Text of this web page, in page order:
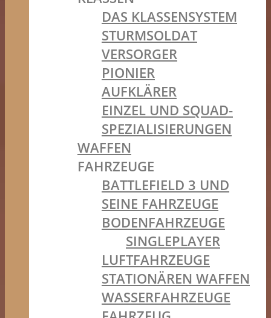
DAS KLASSENSYSTEM
STURMSOLDAT
VERSORGER
PIONIER
AUFKLÄRER
EINZEL UND SQUAD-
SPEZIALISIERUNGEN
WAFFEN
FAHRZEUGE
BATTLEFIELD 3 UND
SEINE FAHRZEUGE
BODENFAHRZEUGE
SINGLEPLAYER
LUFTFAHRZEUGE
STATIONÄREN WAFFEN
WASSERFAHRZEUGE